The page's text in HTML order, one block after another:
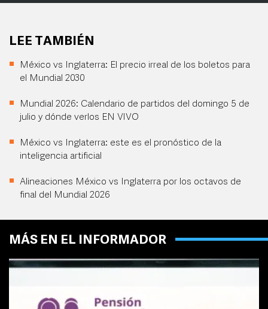
LEE TAMBIÉN
México vs Inglaterra: El precio irreal de los boletos para
el Mundial 2030
Mundial 2026: Calendario de partidos del domingo 5 de
julio y dónde verlos EN VIVO
México vs Inglaterra: este es el pronóstico de la
inteligencia artificial
Alineaciones México vs Inglaterra por los octavos de
final del Mundial 2026
MÁS EN EL INFORMADOR